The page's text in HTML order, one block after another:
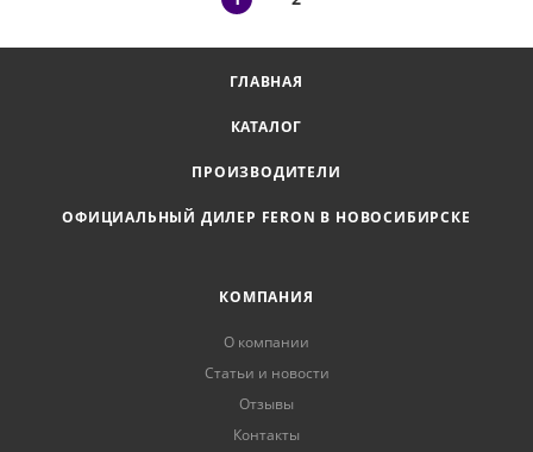
ГЛАВНАЯ
КАТАЛОГ
ПРОИЗВОДИТЕЛИ
ОФИЦИАЛЬНЫЙ ДИЛЕР FERON В НОВОСИБИРСКЕ
КОМПАНИЯ
О компании
Статьи и новости
Отзывы
Контакты